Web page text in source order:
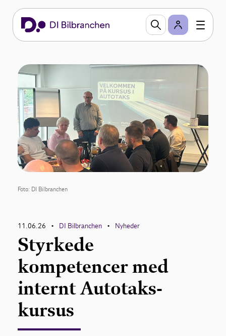
Foto: DI Bilbranchen
11.06.26 • DI Bilbranchen • Nyheder
Styrkede
kompetencer med
internt Autotaks-
kursus